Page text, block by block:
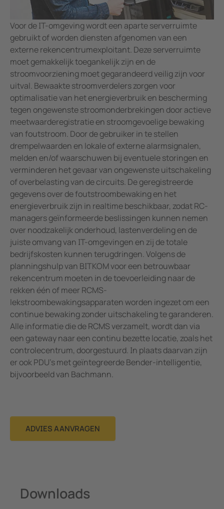
Mijnbouw
Batterijopslagsystemen
Voor de IT-omgeving wordt een aparte serverruimte
gebruikt of worden diensten afgenomen van een
externe rekencentrumexploitant. Deze serverruimte
moet gemakkelijk toegankelijk zijn en de
stroomvoorziening moet gegarandeerd veilig zijn voor
uitval. Bewaakte stroomverdelers zorgen voor
optimalisatie van het energieverbruik en bescherming
tegen ongewenste stroomonderbrekingen door actieve
meetwaarderegistratie en stroomgevoelige bewaking
van foutstroom. Door de gebruiker in te stellen
drempelwaarden en lokale of externe alarmsignalen,
melden en/of waarschuwen bij eventuele storingen en
verminderen het gevaar van ongewenste uitschakeling
of overbelasting van de circuits. De geregistreerde
gegevens over de foutstroombewaking en het
energieverbruik zijn in realtime beschikbaar, zodat RC-
managers geïnformeerde beslissingen kunnen nemen
over noodzakelijk onderhoud, lastenverdeling en de
juiste omvang van IT-omgevingen en zij de totale
bedrijfskosten kunnen terugdringen. Volgens de
planningshulp van BITKOM voor een betrouwbaar
rekencentrum moeten in de toevoerleiding naar de
rekken één of meer RCMS-
lekstroombewakingsapparaten worden ingezet om een
continue bewaking zonder uitschakeling te garanderen.
Alle informatie die de RCMS verzamelt, wordt dan via
een gateway naar een continu bezette locatie, zoals het
controlecentrum, doorgestuurd. In plaats daarvan zijn
er ook PDU's met geïntegreerde Bender-intelligentie,
bijvoorbeeld van Bachmann.
ADVIES AANVRAGEN
Downloads